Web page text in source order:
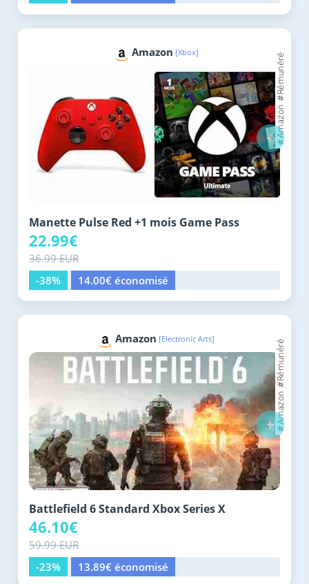
Amazon [Xbox]
Manette Pulse Red +1 mois Game Pass
22.99€
36.99 EUR
-38%
14.00€ économisé
+
Amazon [Electronic Arts]
Battlefield 6 Standard Xbox Series X
46.10€
59.99 EUR
-23%
13.89€ économisé
+